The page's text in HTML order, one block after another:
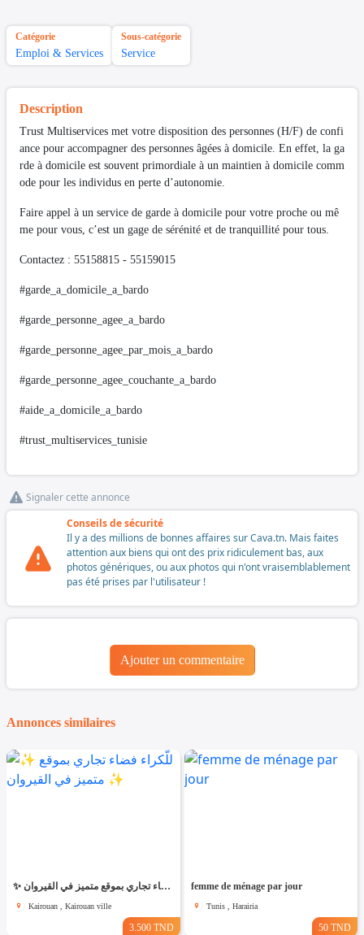
Catégorie
Emploi & Services
Sous-catégorie
Service
Description
Trust Multiservices met votre disposition des personnes (H/F) de confi
ance pour accompagner des personnes âgées à domicile. En effet, la ga
rde à domicile est souvent primordiale à un maintien à domicile comm
ode pour les individus en perte d’autonomie.
Faire appel à un service de garde à domicile pour votre proche ou mê
me pour vous, c’est un gage de sérénité et de tranquillité pour tous.
Contactez : 55158815 - 55159015
#garde_a_domicile_a_bardo
#garde_personne_agee_a_bardo
#garde_personne_agee_par_mois_a_bardo
#garde_personne_agee_couchante_a_bardo
#aide_a_domicile_a_bardo
#trust_multiservices_tunisie
Signaler cette annonce
Conseils de sécurité
Il y a des millions de bonnes affaires sur Cava.tn. Mais faites
attention aux biens qui ont des prix ridiculement bas, aux
photos génériques, ou aux photos qui n'ont vraisemblablement
pas été prises par l'utilisateur !
Ajouter un commentaire
Annonces similaires
✨ للّكراء فضاء تجاري بموقع متميز في القيروان ✨
Kairouan , Kairouan ville
3.500 TND
femme de ménage par jour
Tunis , Harairia
50 TND